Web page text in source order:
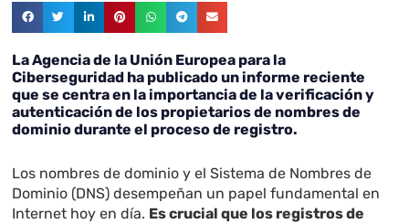
La Agencia de la Unión Europea para la
Ciberseguridad ha publicado un informe reciente
que se centra en la importancia de la verificación y
autenticación de los propietarios de nombres de
dominio durante el proceso de registro.
Los nombres de dominio y el Sistema de Nombres de
Dominio (DNS) desempeñan un papel fundamental en
Internet hoy en día. Es crucial que los registros de